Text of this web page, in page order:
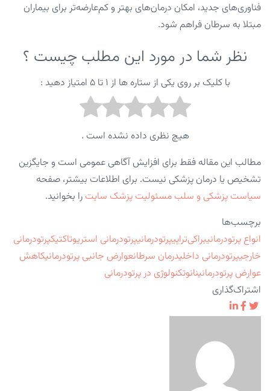
فناوری‌های جدید، امکان درمان‌های بهتر و کم‌عارضه‌تر برای بیماران
مبتلا به سرطان فراهم شود.
نظر شما در مورد این مطلب چیست ؟
با کلیک بر روی یکی از ستاره ها از ۱ تا ۵ امتیاز دهید :
هیچ نظری داده نشده است .
مطالب این مقاله فقط برای افزایش آگاهی عمومی است و جایگزین
تشخیص یا درمان پزشکی نیست. برای اطلاعات بیشتر، صفحه
سیاست پزشکی و سلب مسئولیت پزشک سایت را بخوانید.
برچسب‌ها
انواع پرتودرمانیبراکی‌تراپیپرتودرمانیپرتودرمانی استریوتاکتیکپرتودرمانی
خارجیپرتودرمانی داخلیدرمان سرطانعوارض جانبی پرتودرمانیکاهش
عوارض پرتودرمانینانوتکنولوژی در پرتودرمانی
اشتراک‌گذاری